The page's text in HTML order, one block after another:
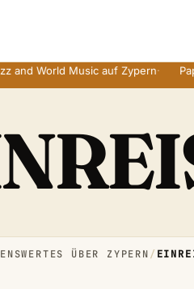
World Music auf Zypern·
ÜBER ZYPERN/